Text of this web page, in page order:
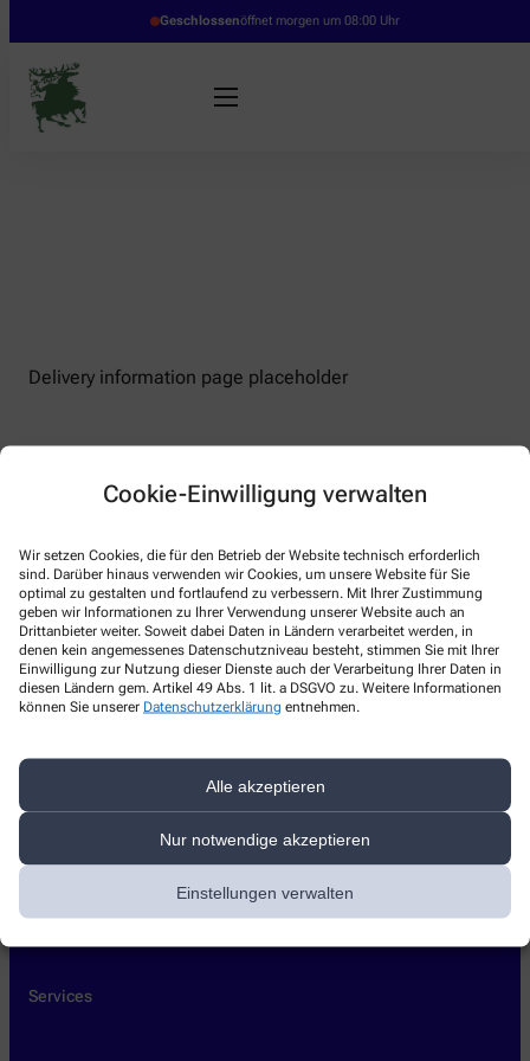
Cookie-Einwilligung verwalten
Wir setzen Cookies, die für den Betrieb der Website technisch erforderlich
sind. Darüber hinaus verwenden wir Cookies, um unsere Website für Sie
optimal zu gestalten und fortlaufend zu verbessern. Mit Ihrer Zustimmung
geben wir Informationen zu Ihrer Verwendung unserer Website auch an
Drittanbieter weiter. Soweit dabei Daten in Ländern verarbeitet werden, in
denen kein angemessenes Datenschutzniveau besteht, stimmen Sie mit Ihrer
Einwilligung zur Nutzung dieser Dienste auch der Verarbeitung Ihrer Daten in
diesen Ländern gem. Artikel 49 Abs. 1 lit. a DSGVO zu. Weitere Informationen
können Sie unserer Datenschutzerklärung entnehmen.
Alle akzeptieren
Nur notwendige akzeptieren
Einstellungen verwalten
Geschlossenöffnet morgen um 08:00 Uhr
Delivery information page placeholder
Kontakt
Hubertus-Apotheke
Lange Str. 44,17213 Malchow , Meckl
+49-39932 13345
+49-39932 83241
info@apotheke-malchow.de
Über uns
Kontakt
Services